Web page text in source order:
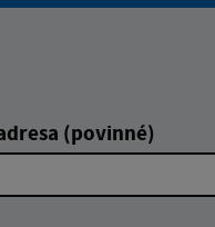
(povinné)